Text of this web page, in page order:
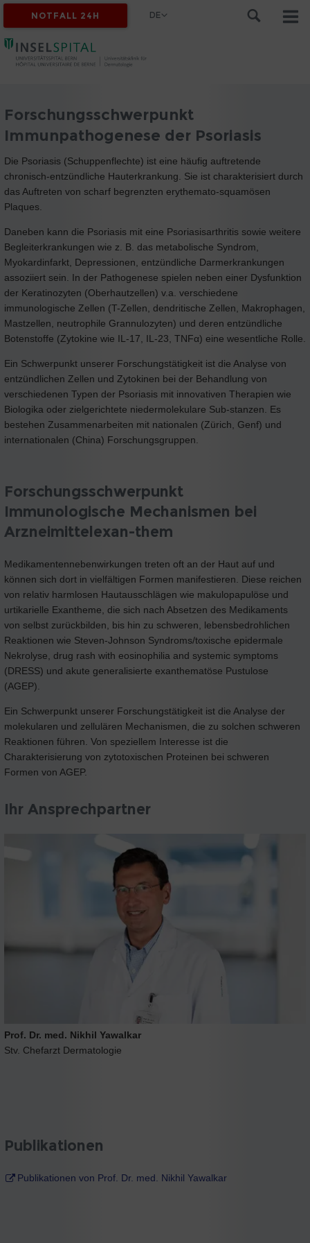
NOTFALL 24H DE
Forschungsschwerpunkt
Immunpathogenese der Psoriasis
Die Psoriasis (Schuppenflechte) ist eine häufig auftretende
chronisch-entzündliche Hauterkrankung. Sie ist charakterisiert durch
das Auftreten von scharf begrenzten erythemato-squamösen
Plaques.
Daneben kann die Psoriasis mit eine Psoriasisarthritis sowie weitere
Begleiterkrankungen wie z. B. das metabolische Syndrom,
Myokardinfarkt, Depressionen, entzündliche Darmerkrankungen
assoziiert sein. In der Pathogenese spielen neben einer Dysfunktion
der Keratinozyten (Oberhautzellen) v.a. verschiedene
immunologische Zellen (T-Zellen, dendritische Zellen, Makrophagen,
Mastzellen, neutrophile Grannulozyten) und deren entzündliche
Botenstoffe (Zytokine wie IL-17, IL-23, TNFα) eine wesentliche Rolle.
Ein Schwerpunkt unserer Forschungstätigkeit ist die Analyse von
entzündlichen Zellen und Zytokinen bei der Behandlung von
verschiedenen Typen der Psoriasis mit innovativen Therapien wie
Biologika oder zielgerichtete niedermolekulare Sub-stanzen. Es
bestehen Zusammenarbeiten mit nationalen (Zürich, Genf) und
internationalen (China) Forschungsgruppen.
Forschungsschwerpunkt
Immunologische Mechanismen bei
Arzneimittelexan-them
Medikamentennebenwirkungen treten oft an der Haut auf und
können sich dort in vielfältigen Formen manifestieren. Diese reichen
von relativ harmlosen Hautausschlägen wie makulopapulöse und
urtikarielle Exantheme, die sich nach Absetzen des Medikaments
von selbst zurückbilden, bis hin zu schweren, lebensbedrohlichen
Reaktionen wie Steven-Johnson Syndroms/toxische epidermale
Nekrolyse, drug rash with eosinophilia and systemic symptoms
(DRESS) und akute generalisierte exanthematöse Pustulose
(AGEP).
Ein Schwerpunkt unserer Forschungstätigkeit ist die Analyse der
molekularen und zellulären Mechanismen, die zu solchen schweren
Reaktionen führen. Von speziellem Interesse ist die
Charakterisierung von zytotoxischen Proteinen bei schweren
Formen von AGEP.
Ihr Ansprechpartner
Prof. Dr. med. Nikhil Yawalkar
Stv. Chefarzt Dermatologie
Publikationen
Publikationen von Prof. Dr. med. Nikhil Yawalkar